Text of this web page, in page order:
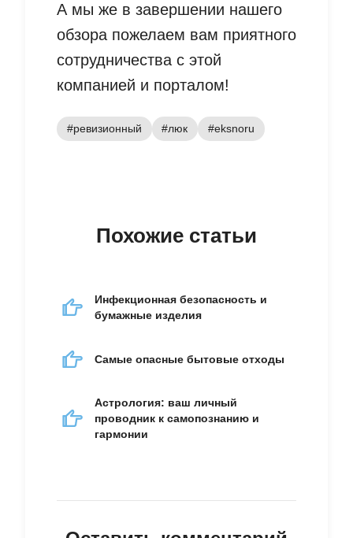
А мы же в завершении нашего
обзора пожелаем вам приятного
сотрудничества с этой
компанией и порталом!
#ревизионный #люк #eksnoru
Похожие статьи
Инфекционная безопасность и
бумажные изделия
Самые опасные бытовые отходы
Астрология: ваш личный
проводник к самопознанию и
гармонии